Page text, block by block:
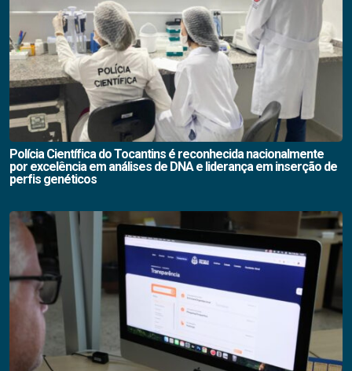
Polícia Científica do Tocantins é reconhecida nacionalmente
por excelência em análises de DNA e liderança em inserção de
perfis genéticos